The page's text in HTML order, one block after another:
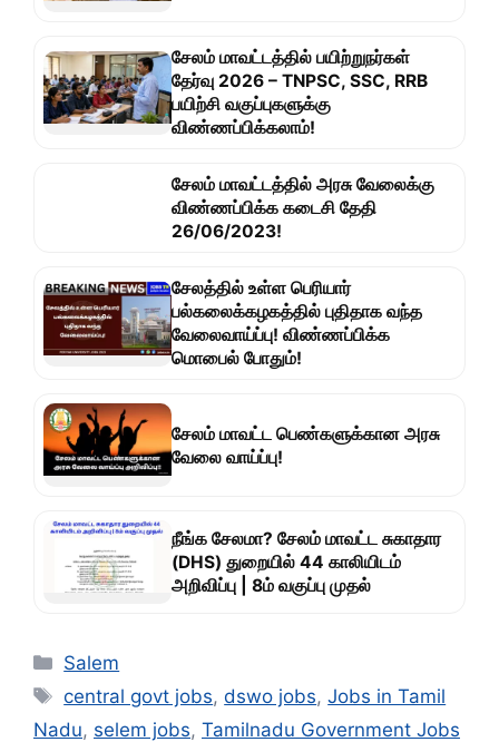
சேலம் மாவட்டத்தில் பயிற்றுநர்கள்
தேர்வு 2026 – TNPSC, SSC, RRB
பயிற்சி வகுப்புகளுக்கு
விண்ணப்பிக்கலாம்!
சேலம் மாவட்டத்தில் அரசு வேலைக்கு
விண்ணப்பிக்க கடைசி தேதி
26/06/2023!
சேலத்தில் உள்ள பெரியார்
பல்கலைக்கழகத்தில் புதிதாக வந்த
வேலைவாய்ப்பு! விண்ணப்பிக்க
மொபைல் போதும்!
சேலம் மாவட்ட பெண்களுக்கான அரசு
வேலை வாய்ப்பு!
நீங்க சேலமா? சேலம் மாவட்ட சுகாதார
(DHS) துறையில் 44 காலியிடம்
அறிவிப்பு | 8ம் வகுப்பு முதல்
Categories
Salem
Tags
central govt jobs,dswo jobs,Jobs in Tamil
Nadu, selem jobs, Tamilnadu Government Jobs